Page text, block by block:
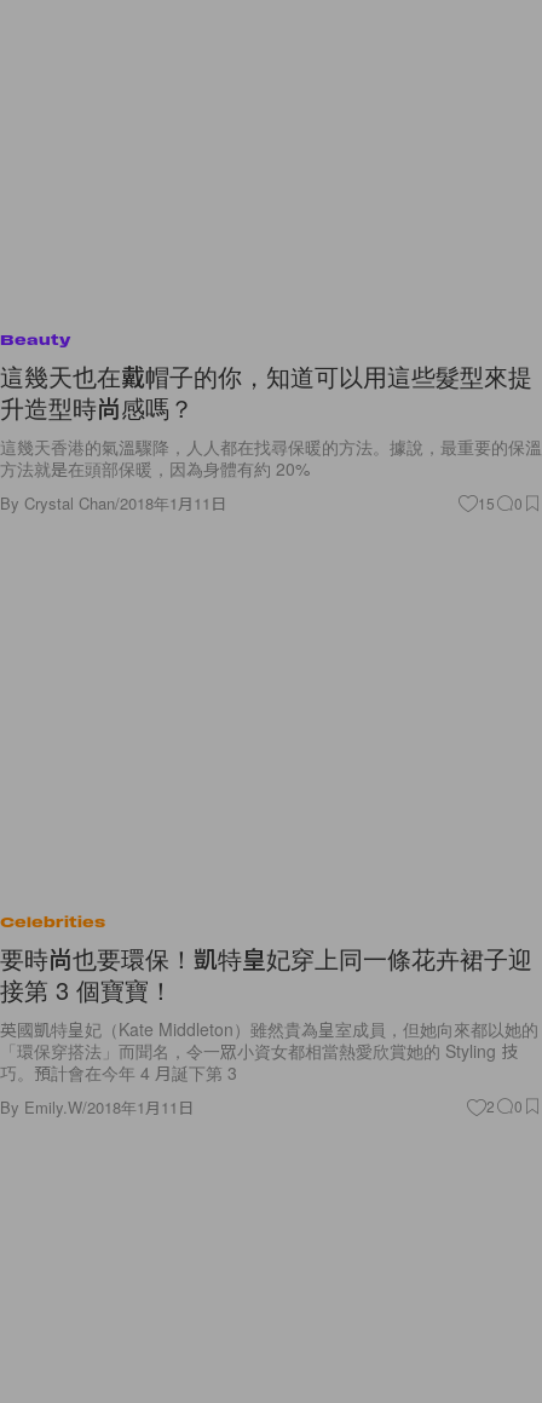
Beauty
這幾天也在戴帽子的你，知道可以用這些髮型來提
升造型時尚感嗎？
這幾天香港的氣溫驟降，人人都在找尋保暖的方法。據說，最重要的保溫
方法就是在頭部保暖，因為身體有約 20%
By Crystal Chan/2018年1月11日 15 0
Celebrities
要時尚也要環保！凱特皇妃穿上同一條花卉裙子迎
接第 3 個寶寶！
英國凱特皇妃（Kate Middleton）雖然貴為皇室成員，但她向來都以她的
「環保穿搭法」而聞名，令一眾小資女都相當熱愛欣賞她的 Styling 技
巧。預計會在今年 4 月誕下第 3
By Emily.W/2018年1月11日 2 0